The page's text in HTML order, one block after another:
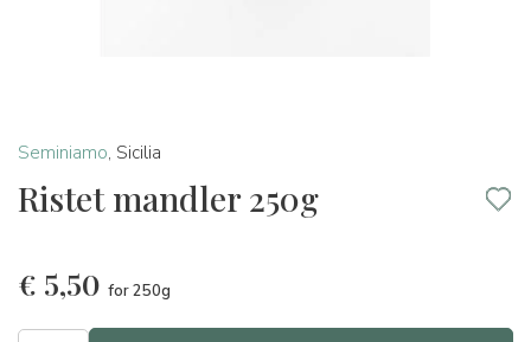
Seminiamo, Sicilia
Ristet mandler 250g
€ 5,50 for 250g